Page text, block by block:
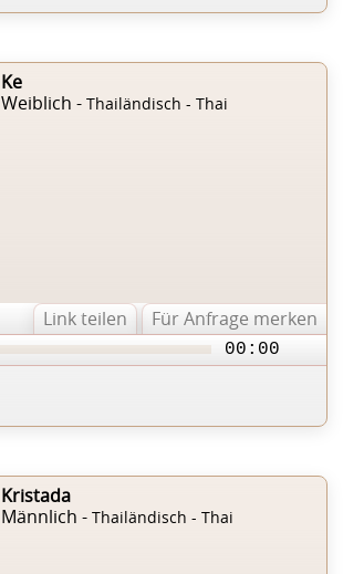
Ke
Weiblich - Thailändisch - Thai
Link teilen Für Anfrage merken
00:00
Kristada
Männlich - Thailändisch - Thai